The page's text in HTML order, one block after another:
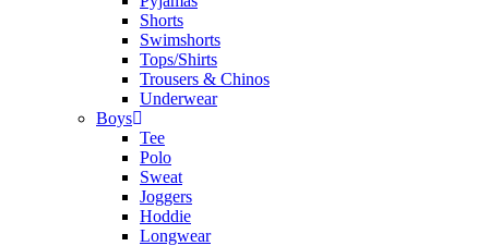
Shorts
Swimshorts
Tops/Shirts
Trousers & Chinos
Underwear
Boys
Tee
Polo
Sweat
Joggers
Hoddie
Longwear